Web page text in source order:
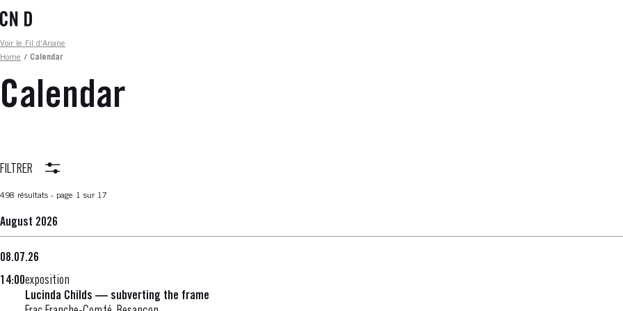
to
content
Fil d'ariane
Voir le Fil d'Ariane
Home / Calendar
Calendar
FILTRER
498 résultats - page 1 sur 17
August 2026
08.07.26
14:00exposition
Lucinda Childs — subverting the frame